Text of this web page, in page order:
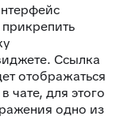
Ссылка
отображаться
чате, для этого
одно из